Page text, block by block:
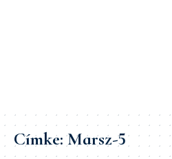
Címke:Marsz-5